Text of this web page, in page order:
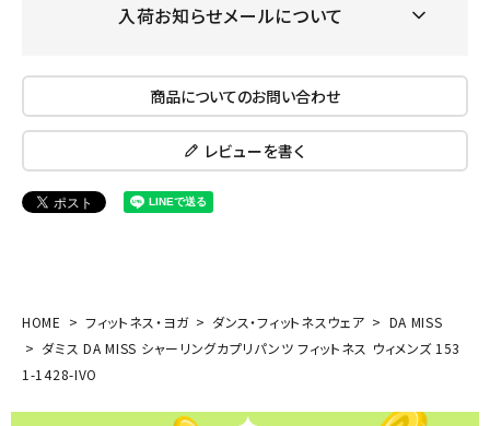
入荷お知らせメールについて
商品についてのお問い合わせ
レビューを書く
HOME フィットネス・ヨガ ダンス・フィットネスウェア
DA MISS
ダミス DA MISS シャーリングカプリパンツ フィットネス ウィメンズ 153
1-1428-IVO